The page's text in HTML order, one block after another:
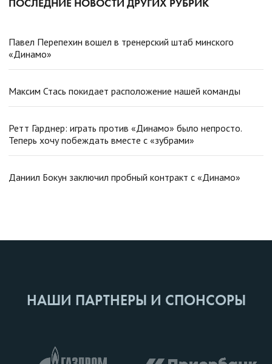
Павел Перепехин вошел в тренерский штаб минского
«Динамо»
Максим Стась покидает расположение нашей команды
Ретт Гарднер: играть против «Динамо» было непросто.
Теперь хочу побеждать вместе с «зубрами»
Даниил Бокун заключил пробный контракт с «Динамо»
НАШИ ПАРТНЕРЫ И СПОНСОРЫ